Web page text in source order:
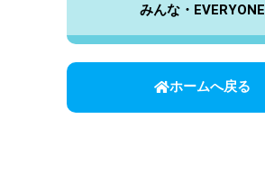
みんな・EVERYONE
ホームへ戻る